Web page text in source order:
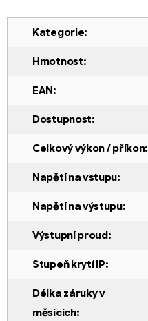
Kategorie:
Hmotnost:
EAN:
Dostupnost:
Celkový výkon / příkon:
Napětí na vstupu:
Napětí na výstupu:
Výstupní proud:
Stupeň krytí IP:
Délka záruky v
měsících: